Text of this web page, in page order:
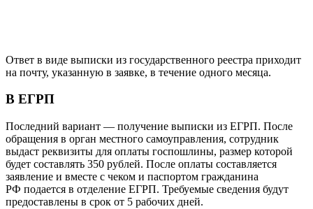
Ответ в виде выписки из государственного реестра приходит
на почту, указанную в заявке, в течение одного месяца.
В ЕГРП
Последний вариант — получение выписки из ЕГРП. После
обращения в орган местного самоуправления, сотрудник
выдаст реквизиты для оплаты госпошлины, размер которой
будет составлять 350 рублей. После оплаты составляется
заявление и вместе с чеком и паспортом гражданина
РФ подается в отделение ЕГРП. Требуемые сведения будут
предоставлены в срок от 5 рабочих дней.